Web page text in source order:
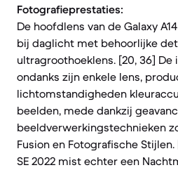
Fotografieprestaties:
De hoofdlens van de Galaxy
bij daglicht met behoorlijke
ultragroothoeklens. [20, 36] De
ondanks zijn enkele lens,
lichtomstandigheden
beelden, mede dankzij
beeldverwerkingstechnieken
Fusion en Fotografische Stijlen.
SE 2022 mist echter een